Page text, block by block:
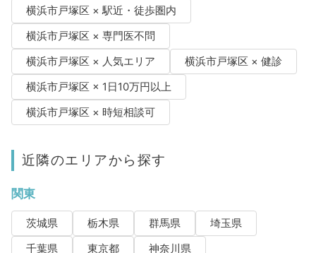
横浜市戸塚区 × 駅近・徒歩圏内
横浜市戸塚区 × 専門医不問
横浜市戸塚区 × 人気エリア
横浜市戸塚区 × 健診
横浜市戸塚区 × 1日10万円以上
横浜市戸塚区 × 時短相談可
近隣のエリアから探す
関東
茨城県 栃木県 群馬県
埼玉県
千葉県
東京都 神奈川県